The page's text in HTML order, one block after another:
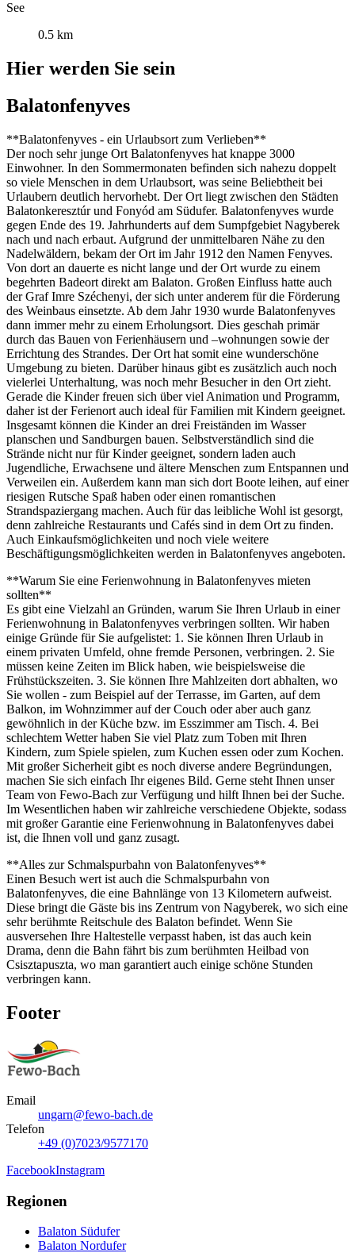
See
0.5 km
Hier werden Sie sein
Balatonfenyves
**Balatonfenyves - ein Urlaubsort zum Verlieben**
Der noch sehr junge Ort Balatonfenyves hat knappe 3000
Einwohner. In den Sommermonaten befinden sich nahezu doppelt
so viele Menschen in dem Urlaubsort, was seine Beliebtheit bei
Urlaubern deutlich hervorhebt. Der Ort liegt zwischen den Städten
Balatonkeresztúr und Fonyód am Südufer. Balatonfenyves wurde
gegen Ende des 19. Jahrhunderts auf dem Sumpfgebiet Nagyberek
nach und nach erbaut. Aufgrund der unmittelbaren Nähe zu den
Nadelwäldern, bekam der Ort im Jahr 1912 den Namen Fenyves.
Von dort an dauerte es nicht lange und der Ort wurde zu einem
begehrten Badeort direkt am Balaton. Großen Einfluss hatte auch
der Graf Imre Széchenyi, der sich unter anderem für die Förderung
des Weinbaus einsetzte. Ab dem Jahr 1930 wurde Balatonfenyves
dann immer mehr zu einem Erholungsort. Dies geschah primär
durch das Bauen von Ferienhäusern und –wohnungen sowie der
Errichtung des Strandes. Der Ort hat somit eine wunderschöne
Umgebung zu bieten. Darüber hinaus gibt es zusätzlich auch noch
vielerlei Unterhaltung, was noch mehr Besucher in den Ort zieht.
Gerade die Kinder freuen sich über viel Animation und Programm,
daher ist der Ferienort auch ideal für Familien mit Kindern geeignet.
Insgesamt können die Kinder an drei Freiständen im Wasser
planschen und Sandburgen bauen. Selbstverständlich sind die
Strände nicht nur für Kinder geeignet, sondern laden auch
Jugendliche, Erwachsene und ältere Menschen zum Entspannen und
Verweilen ein. Außerdem kann man sich dort Boote leihen, auf einer
riesigen Rutsche Spaß haben oder einen romantischen
Strandspaziergang machen. Auch für das leibliche Wohl ist gesorgt,
denn zahlreiche Restaurants und Cafés sind in dem Ort zu finden.
Auch Einkaufsmöglichkeiten und noch viele weitere
Beschäftigungsmöglichkeiten werden in Balatonfenyves angeboten.
**Warum Sie eine Ferienwohnung in Balatonfenyves mieten
sollten**
Es gibt eine Vielzahl an Gründen, warum Sie Ihren Urlaub in einer
Ferienwohnung in Balatonfenyves verbringen sollten. Wir haben
einige Gründe für Sie aufgelistet: 1. Sie können Ihren Urlaub in
einem privaten Umfeld, ohne fremde Personen, verbringen. 2. Sie
müssen keine Zeiten im Blick haben, wie beispielsweise die
Frühstückszeiten. 3. Sie können Ihre Mahlzeiten dort abhalten, wo
Sie wollen - zum Beispiel auf der Terrasse, im Garten, auf dem
Balkon, im Wohnzimmer auf der Couch oder aber auch ganz
gewöhnlich in der Küche bzw. im Esszimmer am Tisch. 4. Bei
schlechtem Wetter haben Sie viel Platz zum Toben mit Ihren
Kindern, zum Spiele spielen, zum Kuchen essen oder zum Kochen.
Mit großer Sicherheit gibt es noch diverse andere Begründungen,
machen Sie sich einfach Ihr eigenes Bild. Gerne steht Ihnen unser
Team von Fewo-Bach zur Verfügung und hilft Ihnen bei der Suche.
Im Wesentlichen haben wir zahlreiche verschiedene Objekte, sodass
mit großer Garantie eine Ferienwohnung in Balatonfenyves dabei
ist, die Ihnen voll und ganz zusagt.
**Alles zur Schmalspurbahn von Balatonfenyves**
Einen Besuch wert ist auch die Schmalspurbahn von
Balatonfenyves, die eine Bahnlänge von 13 Kilometern aufweist.
Diese bringt die Gäste bis ins Zentrum von Nagyberek, wo sich eine
sehr berühmte Reitschule des Balaton befindet. Wenn Sie
ausversehen Ihre Haltestelle verpasst haben, ist das auch kein
Drama, denn die Bahn fährt bis zum berühmten Heilbad von
Csisztapuszta, wo man garantiert auch einige schöne Stunden
verbringen kann.
Footer
Email
ungarn@fewo-bach.de
Telefon
+49 (0)7023/9577170
FacebookInstagram
Regionen
Balaton Südufer
Balaton Nordufer